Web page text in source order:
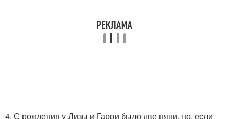
4. С рождения у Лизы и Гарри было две няни, но, если